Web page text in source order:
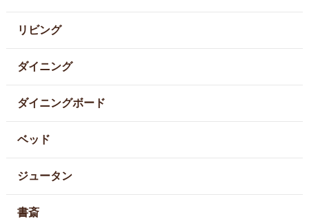
リビング
ダイニング
ダイニングボード
ベッド
ジュータン
書斎